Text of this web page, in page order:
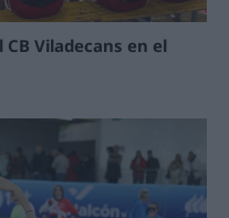
Viladecans en el